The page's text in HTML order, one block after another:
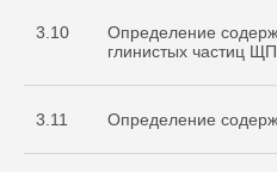
3.10
Определение
глинистых частиц
3.11 Определение